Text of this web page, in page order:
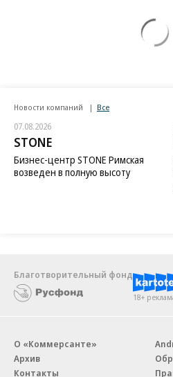
Новости компаний Все
07.08.2026
STONE
Бизнес-центр STONE Римская
возведен в полную высоту
Благотворительный фонд
18+
О «Коммерсанте»
Архив
Контакты